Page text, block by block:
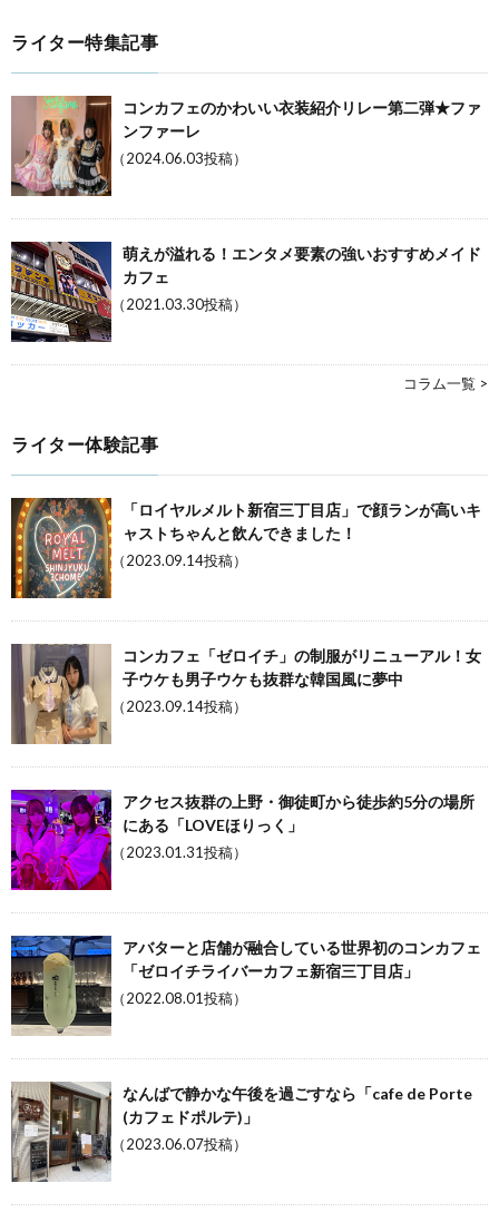
ライター特集記事
コンカフェのかわいい衣装紹介リレー第二弾★ファ
ンファーレ
（2024.06.03投稿）
萌えが溢れる！エンタメ要素の強いおすすめメイド
カフェ
（2021.03.30投稿）
コラム一覧 >
ライター体験記事
「ロイヤルメルト新宿三丁目店」で顔ランが高いキ
ャストちゃんと飲んできました！
（2023.09.14投稿）
コンカフェ「ゼロイチ」の制服がリニューアル！女
子ウケも男子ウケも抜群な韓国風に夢中
（2023.09.14投稿）
アクセス抜群の上野・御徒町から徒歩約5分の場所
にある「LOVEほりっく」
（2023.01.31投稿）
アバターと店舗が融合している世界初のコンカフェ
「ゼロイチライバーカフェ新宿三丁目店」
（2022.08.01投稿）
なんばで静かな午後を過ごすなら「cafe de Porte
(カフェドポルテ)」
（2023.06.07投稿）